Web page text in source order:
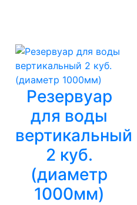
Резервуар
для воды
вертикальный
2 куб.
(диаметр
1000мм)